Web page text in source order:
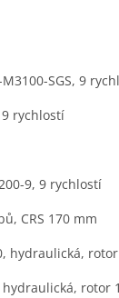
SGS, 9
9 rychlostí
9, 9 rychlostí
CRS 170 mm
hydraulická,
hydraulická, rotor